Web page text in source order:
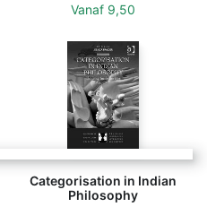
Vanaf 9,50
Categorisation in Indian
Philosophy